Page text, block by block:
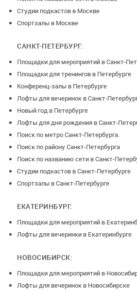
Студии подкастов в Москве
Спортзалы в Москве
САНКТ-ПЕТЕРБУРГ:
Площадки для мероприятий в Санкт-
Площадки для тренингов в Петербурге
Конференц-залы в Петербурге
Лофты для вечеринок в Санкт-
Новый год в Петербурге
Лофты для дня рождения в Санкт-
Поиск по метро Санкт-Петербурга.
Поиск по району Санкт-Петербурга
Поиск по названию сети в Санкт-
Студии подкастов в Санкт-Петербурге
Спортзалы в Санкт-Петербурге
ЕКАТЕРИНБУРГ:
Площадки для мероприятий в
Лофты для вечеринки в Екатеринбурге
НОВОСИБИРСК:
Площадки для мероприятий в
Лофты для вечеринок в Новосибирске